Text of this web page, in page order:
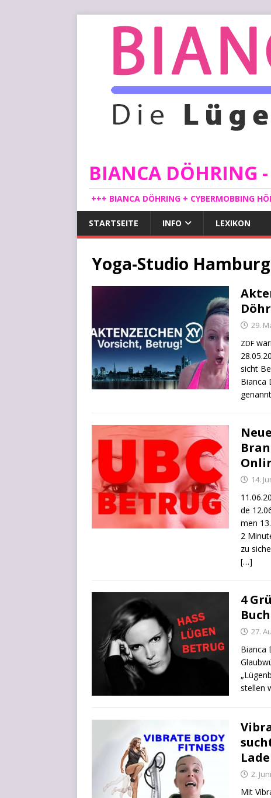
BIANCA DÖHRING
+++ BIANCA DÖHRING + CYBERMOBBING
STARTSEITE INFO LEXIKON
Yoga-Studio Hamburg
29.
ZDF
sicht
Bian­ca
14.
de
men
2
zu
[…]
4
27.
Bian­ca
stel­len
2.
Mit